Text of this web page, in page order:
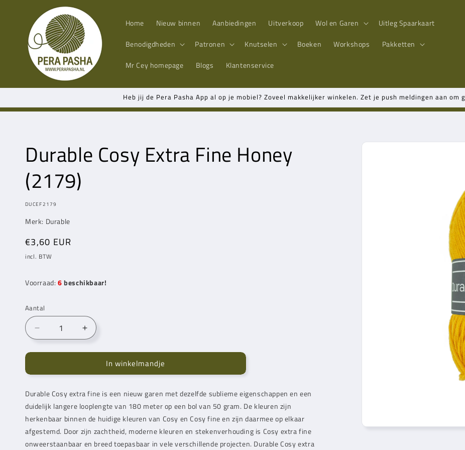
content Home Nieuw binnen Aanbiedingen Uitverkoop Wol en Garen
Uitleg Spaarkaart
Benodigdheden
Patronen Knutselen Boeken Workshops
Pakketten
Mr Cey homepage Blogs Klantenservice
Heb jij de Pera Pasha App al op je mobiel? Zoveel makkelijker winkelen. Zet je push meldingen aan om
Durable Cosy Extra Fine Honey
(2179)
MODEL:
DUCEF2179
Merk: Durable
Normale
prijs
€3,60 EUR
incl. BTW
Voorraad: 6 beschikbaar!
Aantal
Aantal
verlagen
voor
Cosy
Fine
Honey
(2179)
Aantal
verhogen
voor
Durable
Cosy
Fine
Honey
(2179)
In winkelmandje
Durable Cosy extra fine is een nieuw garen met dezelfde sublieme eigenschappen en een
duidelijk langere looplengte van 180 meter op een bol van 50 gram. De kleuren zijn
herkenbaar binnen de huidige kleuren van Cosy en Cosy fine en zijn daarmee op elkaar
afgestemd. Door zijn zachtheid, moderne kleuren en stekenverhouding is Cosy extra fine
onweerstaanbaar en breed toepasbaar in vele verschillende projecten. Durable Cosy extra